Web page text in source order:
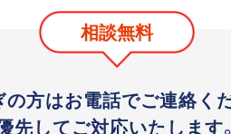
相談無料
の方はお電話でご連絡く
先してご対応いたします。